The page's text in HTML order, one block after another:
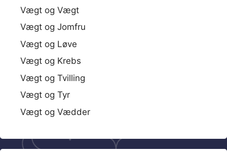
Vægt og Vægt
Vægt og Jomfru
Vægt og Løve
Vægt og Krebs
Vægt og Tvilling
Vægt og Tyr
Vægt og Vædder